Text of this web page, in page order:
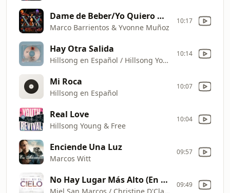
Dame de Beber/Yo Quiero Más (Medley)
Marco Barrientos & Yvonne Muñoz
10:17
Hay Otra Salida
Hillsong en Español / Hillsong Young & Free
10:14
Mi Roca
Hillsong en Español
10:07
Real Love
Hillsong Young & Free
10:04
Enciende Una Luz
Marcos Witt
09:57
No Hay Lugar Más Alto (En Vivo) [feat. Christine D'clario]
Miel San Marcos / Christine D'Clario
09:49